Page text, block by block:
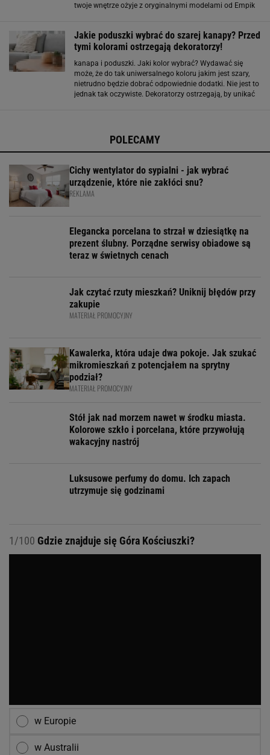
twoje wnętrze ożyje z oryginalnymi modelami od Empik
Jakie poduszki wybrać do szarej kanapy? Przed
tymi kolorami ostrzegają dekoratorzy!
kanapa i poduszki. Jaki kolor wybrać? Wydawać się
może, że do tak uniwersalnego koloru jakim jest szary,
nietrudno będzie dobrać odpowiednie dodatki. Nie jest to
jednak tak oczywiste. Dekoratorzy ostrzegają, by unikać
POLECAMY
Cichy wentylator do sypialni - jak wybrać
urządzenie, które nie zakłóci snu?
REKLAMA
Elegancka porcelana to strzał w dziesiątkę na
prezent ślubny. Porządne serwisy obiadowe są
teraz w świetnych cenach
Jak czytać rzuty mieszkań? Uniknij błędów przy
zakupie
MATERIAŁ PROMOCYJNY
Kawalerka, która udaje dwa pokoje. Jak szukać
mikromieszkań z potencjałem na sprytny
podział?
MATERIAŁ PROMOCYJNY
Stół jak nad morzem nawet w środku miasta.
Kolorowe szkło i porcelana, które przywołują
wakacyjny nastrój
Luksusowe perfumy do domu. Ich zapach
utrzymuje się godzinami
1/100 Gdzie znajduje się Góra Kościuszki?
w Europie
w Australii